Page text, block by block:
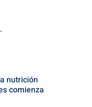
nutrición
comienza